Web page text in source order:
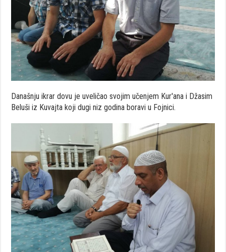
Današnju ikrar dovu je uveličao svojim učenjem Kur'ana i Džasim
Beluši iz Kuvajta koji dugi niz godina boravi u Fojnici.